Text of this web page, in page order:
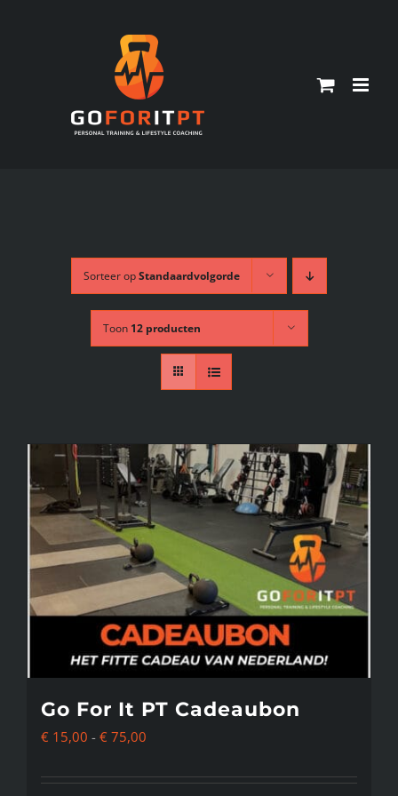
Sorteer opStandaardvolgorde
Toon 12 producten
Go For It PT Cadeaubon
€ 15,00 - € 75,00